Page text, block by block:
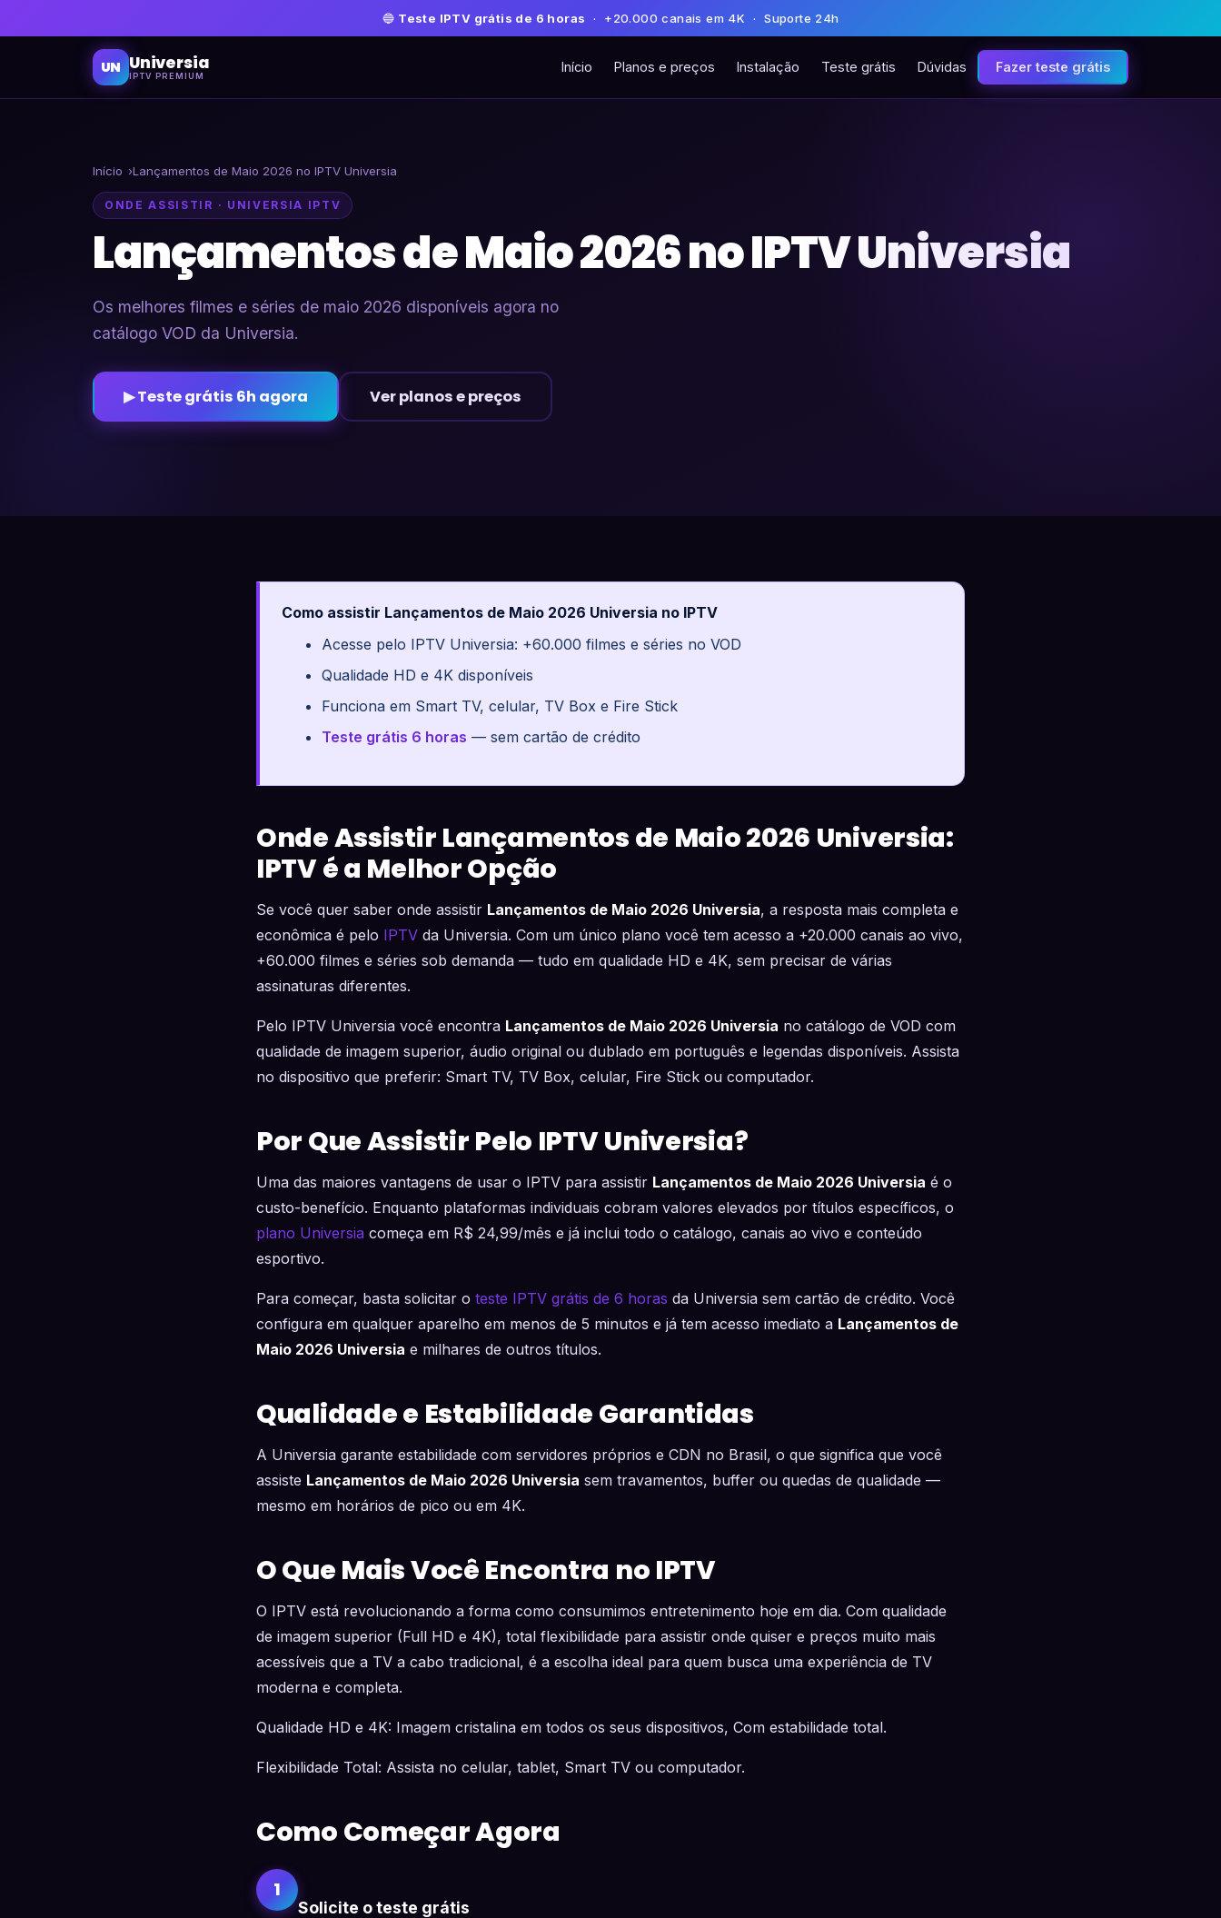
🔵 Teste IPTV grátis de 6 horas · +20.000 canais em 4K · Suporte 24h
UN Universia
IPTV PREMIUM
Início Planos e preços Instalação Teste grátis Dúvidas Fazer teste grátis
Início Lançamentos de Maio 2026 no IPTV Universia
ONDE ASSISTIR · UNIVERSIA IPTV
Lançamentos de Maio 2026 no IPTV Universia
Os melhores filmes e séries de maio 2026 disponíveis agora no
catálogo VOD da Universia.
▶ Teste grátis 6h agora Ver planos e preços
Como assistir Lançamentos de Maio 2026 Universia no IPTV
Acesse pelo IPTV Universia: +60.000 filmes e séries no VOD
Qualidade HD e 4K disponíveis
Funciona em Smart TV, celular, TV Box e Fire Stick
Teste grátis 6 horas — sem cartão de crédito
Onde Assistir Lançamentos de Maio 2026 Universia:
IPTV é a Melhor Opção
Se você quer saber onde assistir Lançamentos de Maio 2026 Universia, a resposta mais completa e
econômica é pelo IPTV da Universia. Com um único plano você tem acesso a +20.000 canais ao vivo,
+60.000 filmes e séries sob demanda — tudo em qualidade HD e 4K, sem precisar de várias
assinaturas diferentes.
Pelo IPTV Universia você encontra Lançamentos de Maio 2026 Universia no catálogo de VOD com
qualidade de imagem superior, áudio original ou dublado em português e legendas disponíveis. Assista
no dispositivo que preferir: Smart TV, TV Box, celular, Fire Stick ou computador.
Por Que Assistir Pelo IPTV Universia?
Uma das maiores vantagens de usar o IPTV para assistir Lançamentos de Maio 2026 Universia é o
custo-benefício. Enquanto plataformas individuais cobram valores elevados por títulos específicos, o
plano Universia começa em R$ 24,99/mês e já inclui todo o catálogo, canais ao vivo e conteúdo
esportivo.
Para começar, basta solicitar o teste IPTV grátis de 6 horas da Universia sem cartão de crédito. Você
configura em qualquer aparelho em menos de 5 minutos e já tem acesso imediato a Lançamentos de
Maio 2026 Universia e milhares de outros títulos.
Qualidade e Estabilidade Garantidas
A Universia garante estabilidade com servidores próprios e CDN no Brasil, o que significa que você
assiste Lançamentos de Maio 2026 Universia sem travamentos, buffer ou quedas de qualidade —
mesmo em horários de pico ou em 4K.
O Que Mais Você Encontra no IPTV
O IPTV está revolucionando a forma como consumimos entretenimento hoje em dia. Com qualidade
de imagem superior (Full HD e 4K), total flexibilidade para assistir onde quiser e preços muito mais
acessíveis que a TV a cabo tradicional, é a escolha ideal para quem busca uma experiência de TV
moderna e completa.
Qualidade HD e 4K: Imagem cristalina em todos os seus dispositivos, Com estabilidade total.
Flexibilidade Total: Assista no celular, tablet, Smart TV ou computador.
Como Começar Agora
1
Solicite o teste grátis